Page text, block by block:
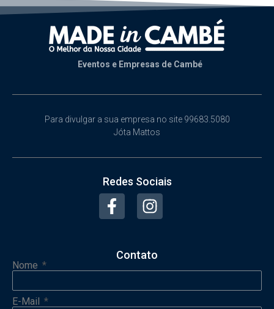
Eventos e Empresas de Cambé
Para divulgar a sua empresa no site 99683.5080
Jóta Mattos
Redes Sociais
Contato
Nome
E-Mail